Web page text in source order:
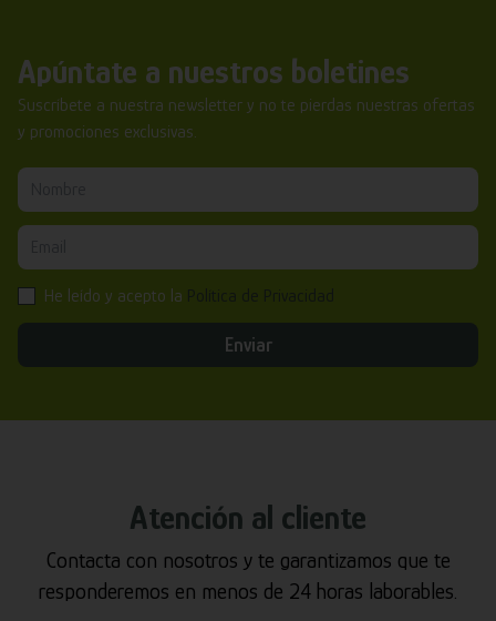
Apúntate a nuestros boletines
Suscríbete a nuestra newsletter y no te pierdas nuestras ofertas
y promociones exclusivas.
He leído y acepto la
Enviar
Atención al cliente
Contacta con nosotros y te garantizamos que te
responderemos en menos de 24 horas laborables.